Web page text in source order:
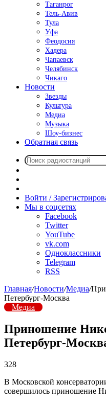
Таганрог
Тель-Авив
Тула
Уфа
Феодосия
Хадера
Чапаевск
Челябинск
Чикаго
Новости
Звезды
Культура
Медиа
Музыка
Шоу-бизнес
Обратная связь
радио
Войти /
Мы в соцсетях
Facebook
Twitter
YouTube
vk.com
Одноклассники
Telegram
RSS
Главная/Новости/Медиа/
Петербург-Москва
Медиа
Приношение
Петербург-
328
В Московской
совершилось приношение